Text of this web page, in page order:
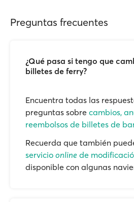
Preguntas frecuentes
¿Qué pasa si tengo que
billetes de ferry?
Encuentra todas las
preguntas sobre cambios,
reembolsos de billetes de
Recuerda que también
servicio online de
disponible con algunas